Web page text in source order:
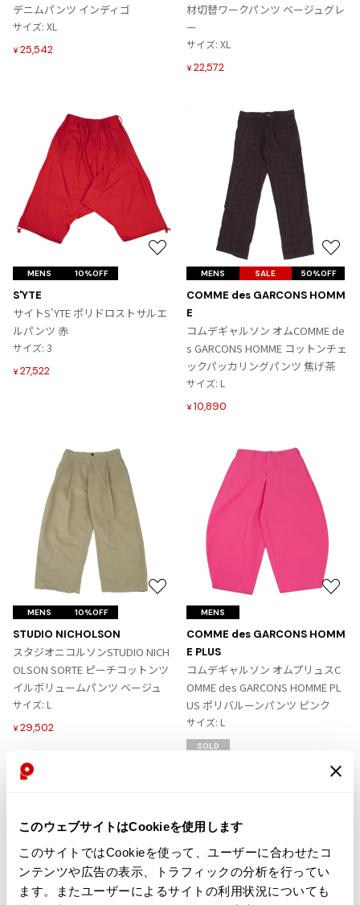
このウェブサイトはCookieを使用します
このサイトではCookieを使って、ユーザーに合わせたコ
ンテンツや広告の表示、トラフィックの分析を行ってい
ます。またユーザーによるサイトの利用状況についても
デニムパンツ インディゴ
サイズ: XL
¥ 25,542
材切替ワークパンツ ベージュグレ
ー
サイズ: XL
¥ 22,572
S'YTE
サイトS'YTE ポリドロストサルエ
ルパンツ 赤
サイズ: 3
¥ 27,522
MENS 10%OFF
入
COMME des GARCONS HOMM
E
コムデギャルソン オムCOMME de
s GARCONS HOMME コットンチェ
ックパッカリングパンツ 焦げ茶
サイズ: L
¥ 10,890
MENS SALE 50%OFF
気
に
り
に
追
STUDIO NICHOLSON
スタジオニコルソンSTUDIO NICH
OLSON SORTE ピーチコットンツ
イルボリュームパンツ ベージュ
サイズ: L
¥ 29,502
MENS 10%OFF
お
入
り
に
COMME des GARCONS HOMM
E PLUS
コムデギャルソン オムプリュスC
OMME des GARCONS HOMME PL
US ポリバルーンパンツ ピンク
サイズ: L
SOLD
MENS
お
に
に
追